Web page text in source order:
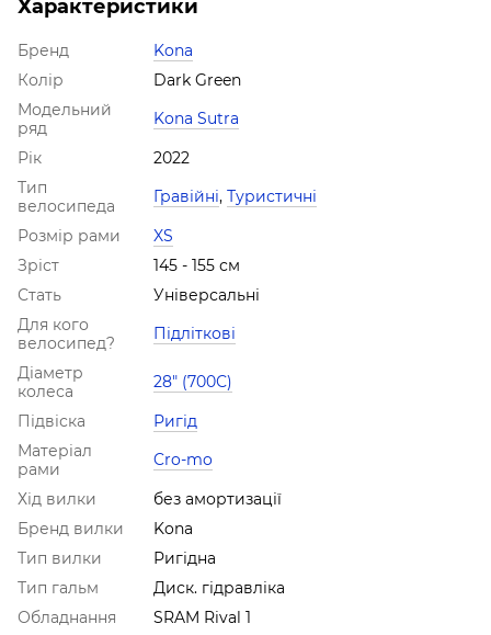
Характеристики
Бренд
Kona
Колір
Dark Green
Модельний
ряд
Kona Sutra
Рік
2022
Тип
велосипеда
Гравійні, Туристичні
Розмір рами
XS
Зріст
145 - 155 см
Стать
Універсальні
Для кого
велосипед?
Підліткові
Діаметр
колеса
28" (700С)
Підвіска
Ригід
Матеріал
рами
Cro-mo
Хід вилки
без амортизації
Бренд вилки
Kona
Тип вилки
Ригідна
Тип гальм
Диск. гідравліка
Обладнання
SRAM Rival 1